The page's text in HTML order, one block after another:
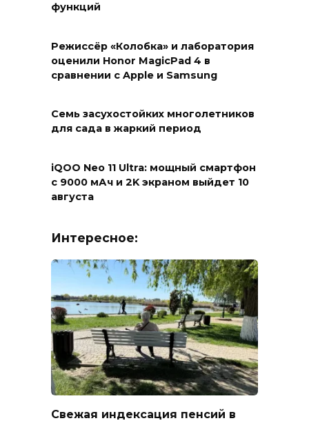
функций
Режиссёр «Колобка» и лаборатория
оценили Honor MagicPad 4 в
сравнении с Apple и Samsung
Семь засухостойких многолетников
для сада в жаркий период
iQOO Neo 11 Ultra: мощный смартфон
с 9000 мАч и 2K экраном выйдет 10
августа
Интересное:
Свежая индексация пенсий в